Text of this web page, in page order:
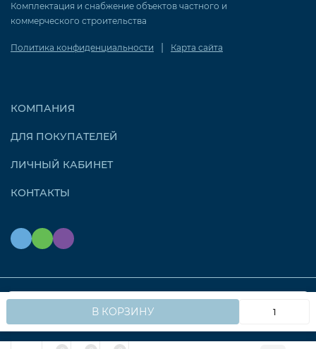
В КОРЗИНУ
Комплектация и снабжение объектов частного и
коммерческого строительства
Политика конфиденциальности | Карта сайта
КОМПАНИЯ
ДЛЯ ПОКУПАТЕЛЕЙ
ЛИЧНЫЙ КАБИНЕТ
КОНТАКТЫ
быстрее для вас.